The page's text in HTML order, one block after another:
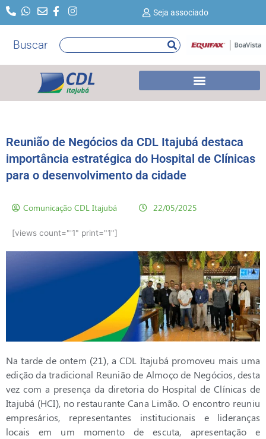
para
conteúdo
Seja associado
Buscar Pesquisar
Reunião de Negócios da CDL Itajubá destaca
importância estratégica do Hospital de Clínicas
para o desenvolvimento da cidade
Comunicação CDL Itajubá
[views count="'1" print="1"]
22/05/2025
Na tarde de ontem (21), a CDL Itajubá promoveu mais uma
edição da tradicional Reunião de Almoço de Negócios, desta
vez com a presença da diretoria do Hospital de Clínicas de
Itajubá (HCI), no restaurante Cana Limão. O encontro reuniu
empresários, representantes institucionais e lideranças
locais em um momento de escuta, apresentação e